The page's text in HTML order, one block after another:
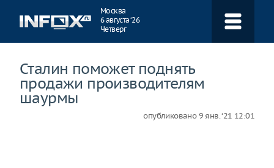
Москва
6 августа ‘26
Четверг
Сталин поможет поднять
продажи производителям
шаурмы
опубликовано9 янв. ‘21 12:01